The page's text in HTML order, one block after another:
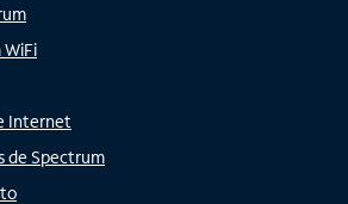
Internet
de Spectrum